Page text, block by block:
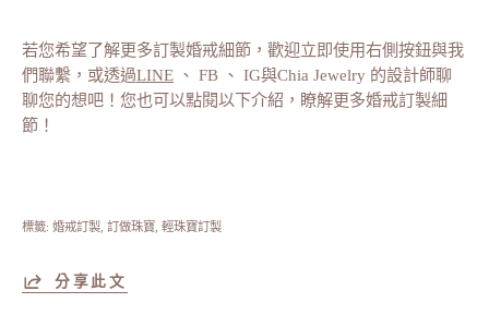
若您希望了解更多訂製婚戒細節，歡迎立即使用右側按鈕與我
們聯繫，或透過LINE 、 FB 、 IG與Chia Jewelry 的設計師聊
聊您的想吧！您也可以點閱以下介紹，瞭解更多婚戒訂製細
節！
標籤: 婚戒訂製 訂做珠寶 輕珠寶訂製
分享此文